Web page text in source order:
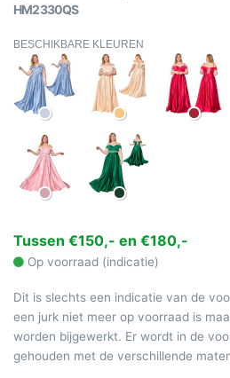
HM2330QS
BESCHIKBARE KLEUREN
Tussen €150,- en €180,-
Op voorraad (indicatie)
Dit is slechts een indicatie van de
een jurk niet meer op voorraad is
worden bijgewerkt. Er wordt in de
gehouden met de verschillende